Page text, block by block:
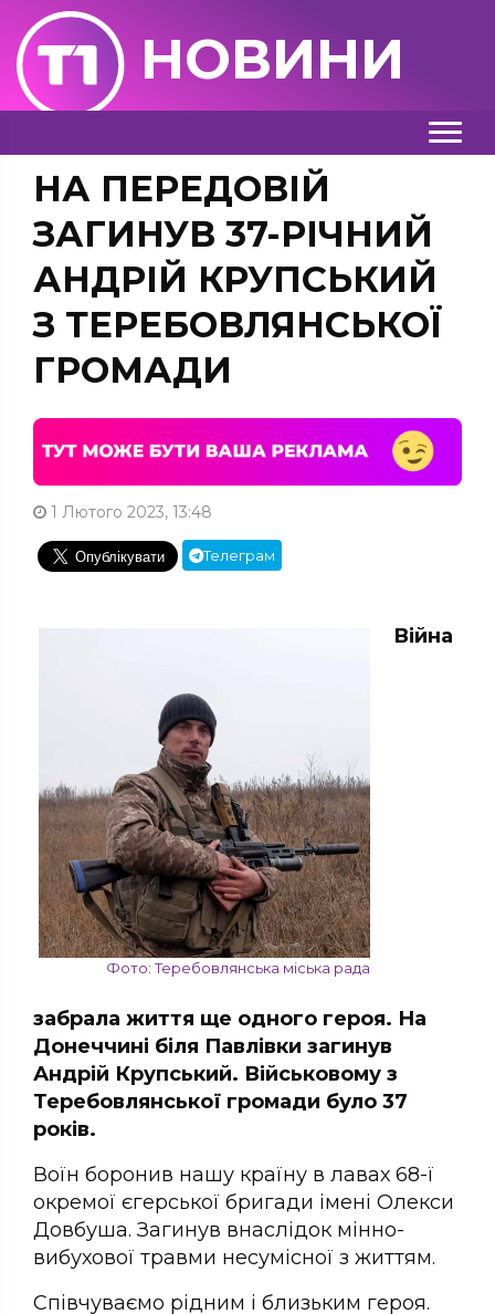
НОВИНИ
НА ПЕРЕДОВІЙ
ЗАГИНУВ 37-РІЧНИЙ
АНДРІЙ КРУПСЬКИЙ
З ТЕРЕБОВЛЯНСЬКОЇ
ГРОМАДИ
1 Лютого 2023, 13:48
Телеграм
Фото: Теребовлянська міська рада
Війна
забрала життя ще одного героя. На
Донеччині біля Павлівки загинув
Андрій Крупський. Військовому з
Теребовлянської громади було 37
років.
Воїн боронив нашу країну в лавах 68-ї
окремої єгерської бригади імені Олекси
Довбуша. Загинув внаслідок мінно-
вибухової травми несумісної з життям.
Співчуваємо рідним і близьким героя.